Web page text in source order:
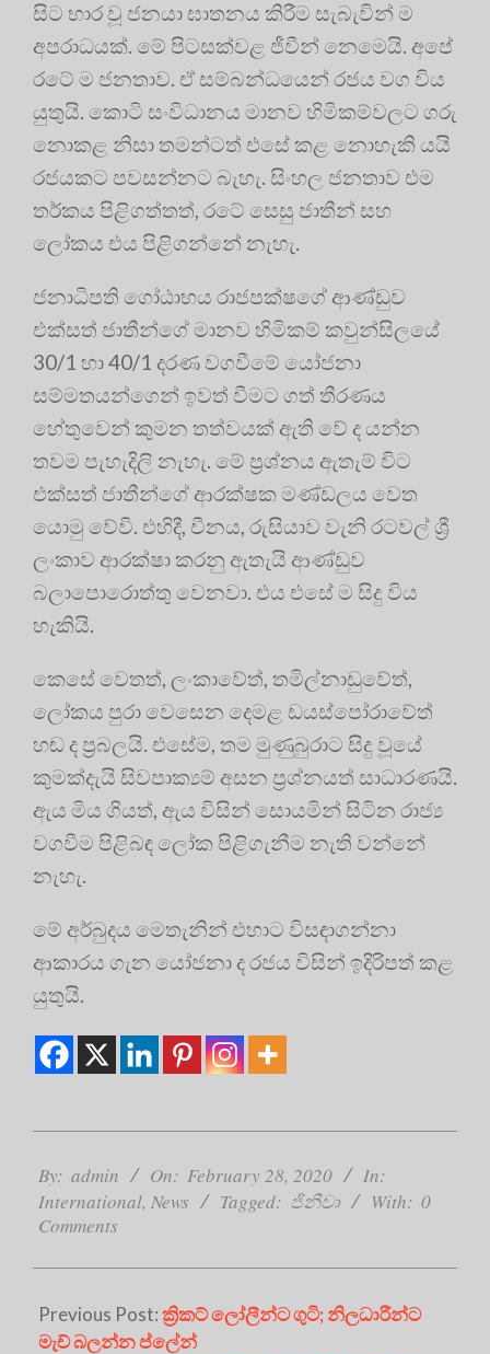
සිට භාර වූ ජනයා ඝාතනය කිරීම සැබැවින් ම
අපරාධයක්. මේ පිටසක්වළ ජීවීන් නෙමෙයි. අපේ
රටේ ම ජනතාව. ඒ සම්බන්ධයෙන් රජය වග විය
යුතුයි. කොටි සංවිධානය මානව හිමිකම්වලට ගරු
නොකළ නිසා තමන්ටත් එසේ කළ නොහැකි යයි
රජයකට පවසන්නට බැහැ. සිංහල ජනතාව එම
තර්කය පිළිගත්තත්, රටේ සෙසු ජාතීන් සහ
ලෝකය එය පිළිගන්නේ නැහැ.
ජනාධිපති ගෝඨාභය රාජපක්ෂගේ ආණ්ඩුව
එක්සත් ජාතීන්ගේ මානව හිමිකම් කවුන්සිලයේ
30/1 හා 40/1 දරණ වගවීමේ යෝජනා
සම්මතයන්ගෙන් ඉවත් වීමට ගත් තීරණය
හේතුවෙන් කුමන තත්වයක් ඇති වේ ද යන්න
තවම පැහැදිලි නැහැ. මේ ප්‍රශ්නය ඇතැම් විට
එක්සත් ජාතීන්ගේ ආරක්ෂක මණ්ඩලය වෙත
යොමු වේවි. එහිදී, චීනය, රුසියාව වැනි රටවල් ශ්‍රී
ලංකාව ආරක්ෂා කරනු ඇතැයි ආණ්ඩුව
බලාපොරොත්තු වෙනවා. එය එසේ ම සිදු විය
හැකියි.
කෙසේ වෙතත්, ලංකාවේත්, තමිල්නාඩුවේත්,
ලෝකය පුරා වෙසෙන දෙමළ ඩයස්පෝරාවේත්
හඬ ද ප්‍රබලයි. එසේම, තම මුණුබුරාට සිදු වූයේ
කුමක්දැයි සිවපාක්‍යම් අසන ප්‍රශ්නයත් සාධාරණයි.
ඇය මිය ගියත්, ඇය විසින් සොයමින් සිටින රාජ්‍ය
වගවීම පිළිබඳ ලෝක පිළිගැනීම නැති වන්නේ
නැහැ.
මේ අර්බුදය මෙතැනින් එහාට විසඳාගන්නා
ආකාරය ගැන යෝජනා ද රජය විසින් ඉදිරිපත් කළ
යුතුයි.
02-
28
By: admin On: February 28, 2020
In:
International, News Tagged: ජිනීවා With: 0
Comments
Previous Post:ක්‍රිකට් ලෝලීන්ට ගුටි; නිලධාරීන්ට
මැච් බලන්න ප්ලේන්